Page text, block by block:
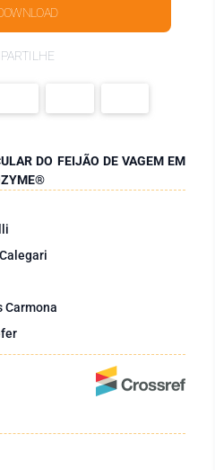
DO FEIJÃO DE VAGEM EM
Carmona